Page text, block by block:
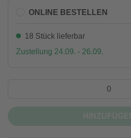
ONLINE BESTELLEN
18 Stück lieferbar
Zustellung 24.09. - 26.09.